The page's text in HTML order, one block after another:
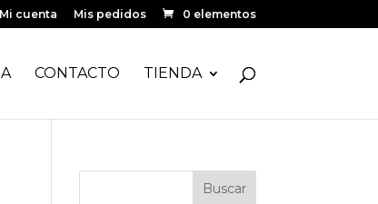
Mi cuenta Mis pedidos 0 elementos
CONTACTO TIENDA